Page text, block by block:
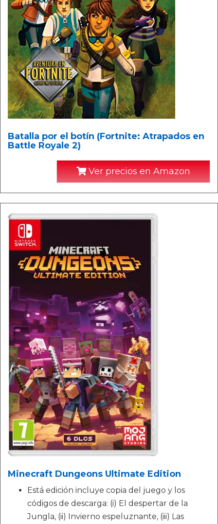
Batalla por el botín (Fortnite: Atrapados en
Battle Royale 2)
Ver precios en Amazon
Minecraft Dungeons Ultimate Edition
Está edición incluye copia del juego y los
códigos de descarga: (i) El despertar de la
Jungla, (ii) Invierno espeluznante, (iii) Las